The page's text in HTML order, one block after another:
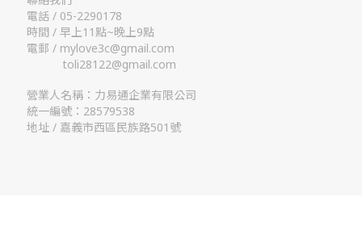
電話 / 05-2290178
時間 / 早上11點~晚上9點
電郵 / mylove3c@gmail.com
toli28122@gmail.com
營業人名稱：力易通企業有限公司
統一編號：28579538
地址 / 嘉義市西區民族路501號